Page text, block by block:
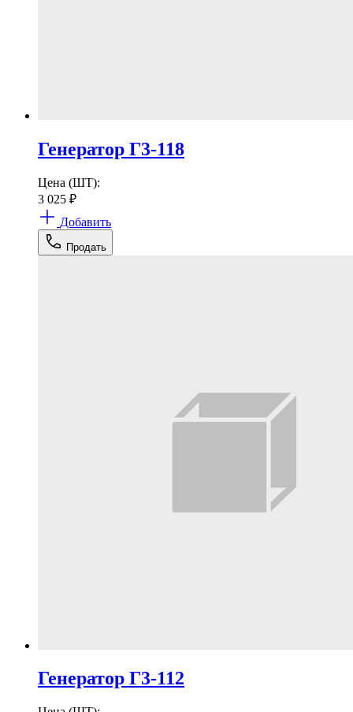
Генератор Г3-118
Цена (ШТ):
3 025 ₽
Добавить
Продать
Генератор Г3-112